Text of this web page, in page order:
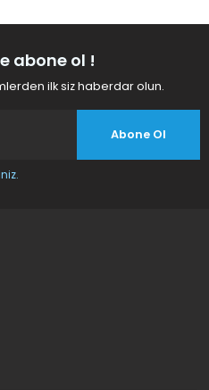
olmalı.
abone ol !
ilk siz haberdar olun.
Abone Ol